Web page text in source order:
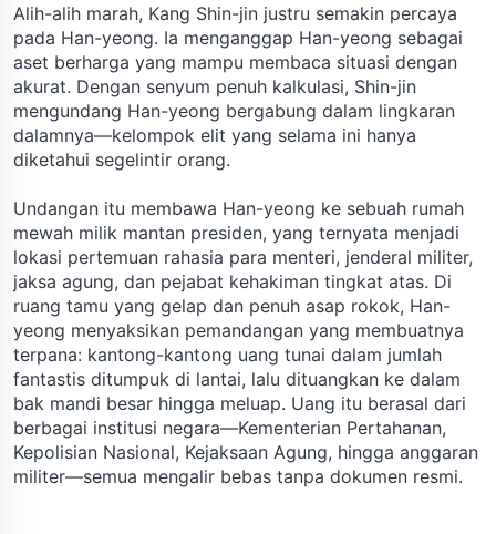
Alih-alih marah, Kang Shin-jin justru semakin percaya
pada Han-yeong. Ia menganggap Han-yeong sebagai
aset berharga yang mampu membaca situasi dengan
akurat. Dengan senyum penuh kalkulasi, Shin-jin
mengundang Han-yeong bergabung dalam lingkaran
dalamnya—kelompok elit yang selama ini hanya
diketahui segelintir orang.
Undangan itu membawa Han-yeong ke sebuah rumah
mewah milik mantan presiden, yang ternyata menjadi
lokasi pertemuan rahasia para menteri, jenderal militer,
jaksa agung, dan pejabat kehakiman tingkat atas. Di
ruang tamu yang gelap dan penuh asap rokok, Han-
yeong menyaksikan pemandangan yang membuatnya
terpana: kantong-kantong uang tunai dalam jumlah
fantastis ditumpuk di lantai, lalu dituangkan ke dalam
bak mandi besar hingga meluap. Uang itu berasal dari
berbagai institusi negara—Kementerian Pertahanan,
Kepolisian Nasional, Kejaksaan Agung, hingga anggaran
militer—semua mengalir bebas tanpa dokumen resmi.